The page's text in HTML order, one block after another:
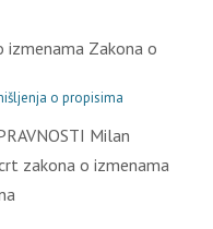
Zakona o
o propisima
Milan
zakona o izmenama